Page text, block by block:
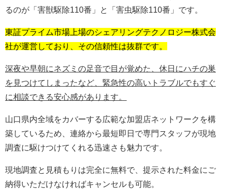
るのが「害獣駆除110番」と「害虫駆除110番」です。
東証プライム市場上場のシェアリングテクノロジー株式会
社が運営しており、その信頼性は抜群です。
深夜や早朝にネズミの足音で目が覚めた、休日にハチの巣
を見つけてしまったなど、緊急性の高いトラブルでもすぐ
に相談できる安心感があります。
山口県内全域をカバーする広範な加盟店ネットワークを構
築しているため、連絡から最短即日で専門スタッフが現地
調査に駆けつけてくれる迅速さも魅力です。
現地調査と見積もりは完全に無料で、提示された料金にご
納得いただけなければキャンセルも可能。